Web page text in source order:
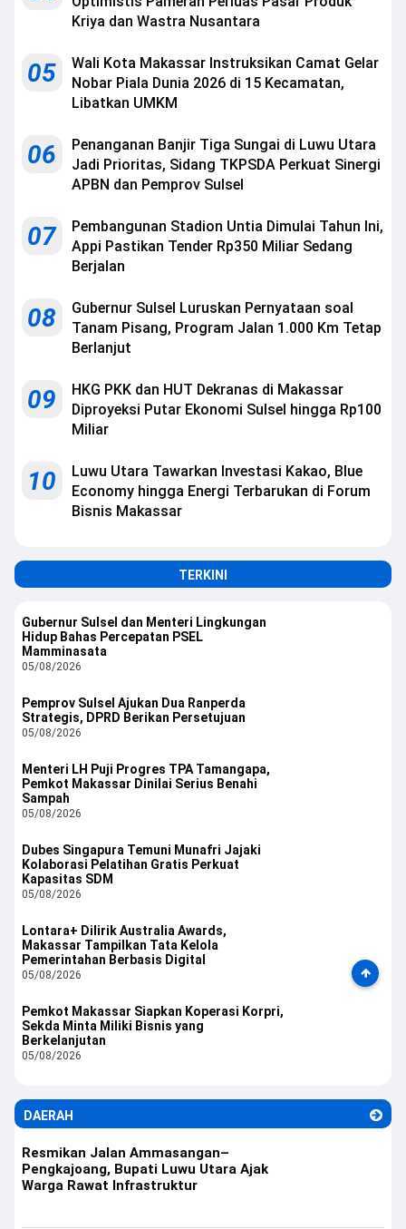
Kriya dan Wastra Nusantara
05
Wali Kota Makassar Instruksikan Camat Gelar
Nobar Piala Dunia 2026 di 15 Kecamatan,
Libatkan UMKM
06
Penanganan Banjir Tiga Sungai di Luwu Utara
Jadi Prioritas, Sidang TKPSDA Perkuat Sinergi
APBN dan Pemprov Sulsel
07
Pembangunan Stadion Untia Dimulai Tahun Ini,
Appi Pastikan Tender Rp350 Miliar Sedang
Berjalan
08
Gubernur Sulsel Luruskan Pernyataan soal
Tanam Pisang, Program Jalan 1.000 Km Tetap
Berlanjut
09
HKG PKK dan HUT Dekranas di Makassar
Diproyeksi Putar Ekonomi Sulsel hingga Rp100
Miliar
10
Luwu Utara Tawarkan Investasi Kakao, Blue
Economy hingga Energi Terbarukan di Forum
Bisnis Makassar
TERKINI
Gubernur Sulsel dan Menteri Lingkungan
Hidup Bahas Percepatan PSEL
Mamminasata
05/08/2026
Pemprov Sulsel Ajukan Dua Ranperda
Strategis, DPRD Berikan Persetujuan
05/08/2026
Menteri LH Puji Progres TPA Tamangapa,
Pemkot Makassar Dinilai Serius Benahi
Sampah
05/08/2026
Dubes Singapura Temuni Munafri Jajaki
Kolaborasi Pelatihan Gratis Perkuat
Kapasitas SDM
05/08/2026
Lontara+ Dilirik Australia Awards,
Makassar Tampilkan Tata Kelola
Pemerintahan Berbasis Digital
05/08/2026
Pemkot Makassar Siapkan Koperasi Korpri,
Sekda Minta Miliki Bisnis yang
Berkelanjutan
05/08/2026
DAERAH
Resmikan Jalan Ammasangan–
Pengkajoang, Bupati Luwu Utara Ajak
Warga Rawat Infrastruktur